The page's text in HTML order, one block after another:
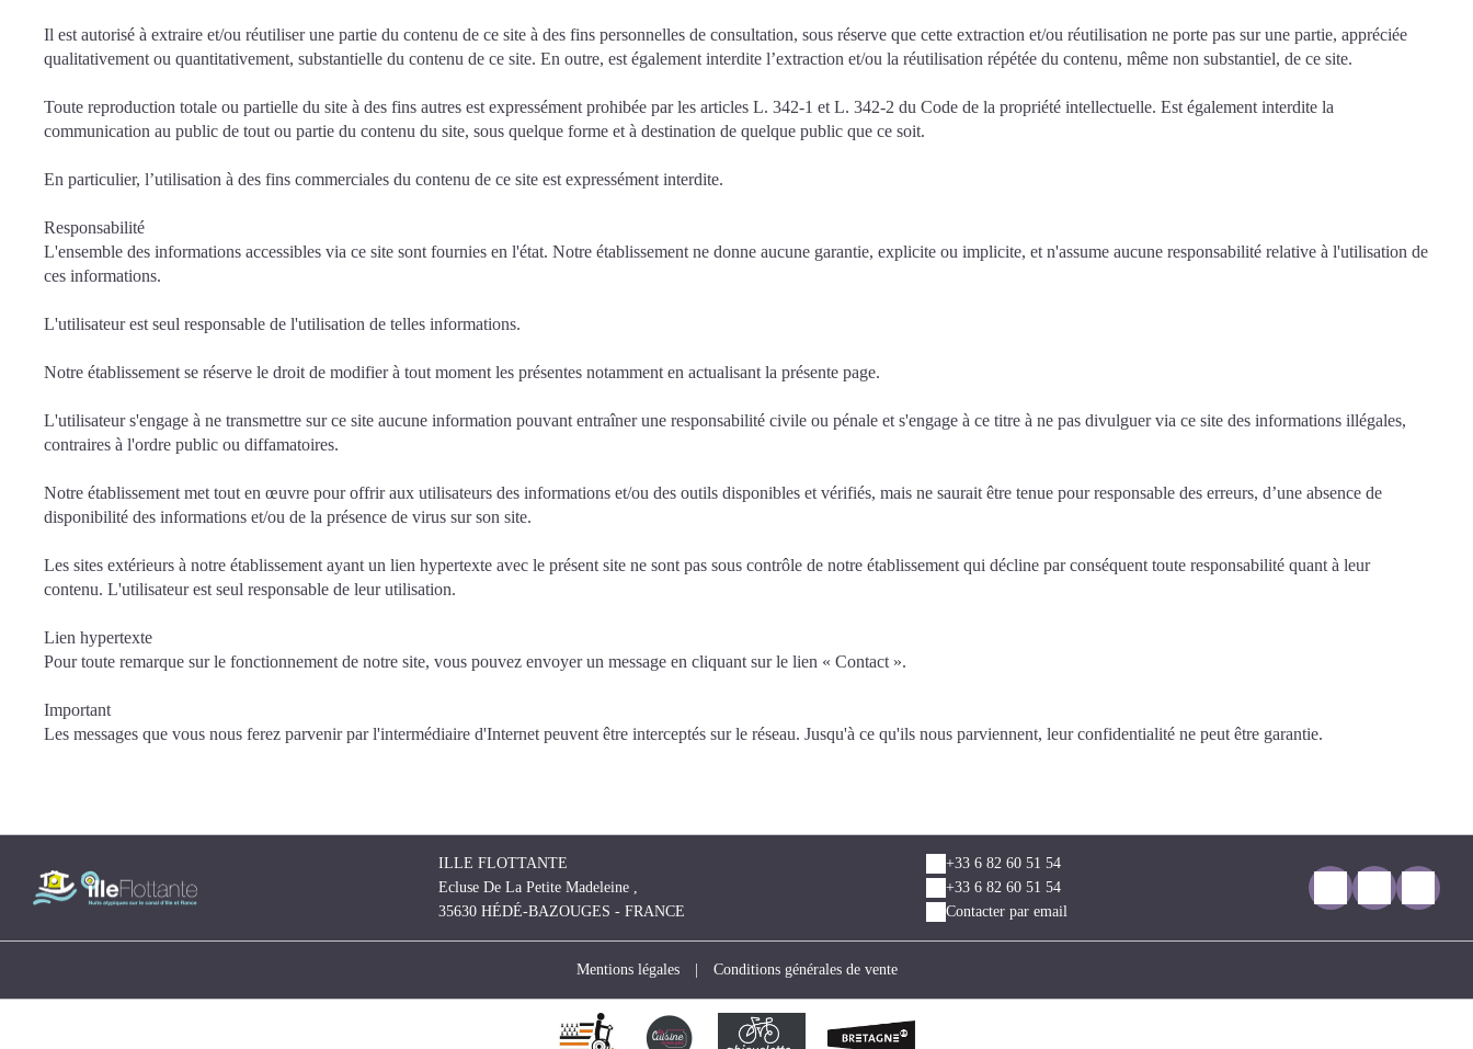
Il est autorisé à extraire et/ou réutiliser une partie du contenu de ce site à des fins personnelles de consultation, sous réserve que cette extraction et/ou réutilisation ne porte pas sur une partie, appréciée
qualitativement ou quantitativement, substantielle du contenu de ce site. En outre, est également interdite l’extraction et/ou la réutilisation répétée du contenu, même non substantiel, de ce site.
Toute reproduction totale ou partielle du site à des fins autres est expressément prohibée par les articles L. 342-1 et L. 342-2 du Code de la propriété intellectuelle. Est également interdite la
communication au public de tout ou partie du contenu du site, sous quelque forme et à destination de quelque public que ce soit.
En particulier, l’utilisation à des fins commerciales du contenu de ce site est expressément interdite.
Responsabilité
L'ensemble des informations accessibles via ce site sont fournies en l'état. Notre établissement ne donne aucune garantie, explicite ou implicite, et n'assume aucune responsabilité relative à l'utilisation de
ces informations.
L'utilisateur est seul responsable de l'utilisation de telles informations.
Notre établissement se réserve le droit de modifier à tout moment les présentes notamment en actualisant la présente page.
L'utilisateur s'engage à ne transmettre sur ce site aucune information pouvant entraîner une responsabilité civile ou pénale et s'engage à ce titre à ne pas divulguer via ce site des informations illégales,
contraires à l'ordre public ou diffamatoires.
Notre établissement met tout en œuvre pour offrir aux utilisateurs des informations et/ou des outils disponibles et vérifiés, mais ne saurait être tenue pour responsable des erreurs, d’une absence de
disponibilité des informations et/ou de la présence de virus sur son site.
Les sites extérieurs à notre établissement ayant un lien hypertexte avec le présent site ne sont pas sous contrôle de notre établissement qui décline par conséquent toute responsabilité quant à leur
contenu. L'utilisateur est seul responsable de leur utilisation.
Lien hypertexte
Pour toute remarque sur le fonctionnement de notre site, vous pouvez envoyer un message en cliquant sur le lien « Contact ».
Important
Les messages que vous nous ferez parvenir par l'intermédiaire d'Internet peuvent être interceptés sur le réseau. Jusqu'à ce qu'ils nous parviennent, leur confidentialité ne peut être garantie.
ILLE FLOTTANTE
Ecluse De La Petite Madeleine ,
35630 HÉDÉ-BAZOUGES - FRANCE
+33 6 82 60 51 54
+33 6 82 60 51 54
Contacter par email
Mentions légales Conditions générales de vente